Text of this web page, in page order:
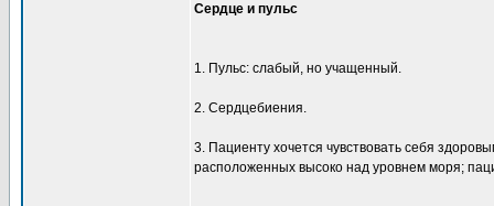
Сердце и пульс
1. Пульс: слабый, но учащенный.
2. Сердцебиения.
3. Пациенту хочется чувствовать себя
расположенных высоко над уровнем моря;